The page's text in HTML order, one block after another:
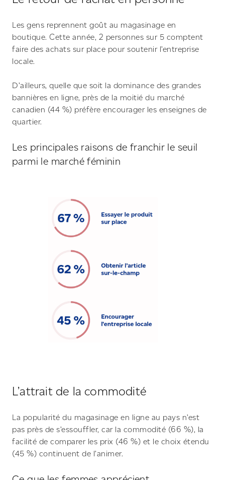
Les gens reprennent goût au magasinage en
boutique. Cette année, 2 personnes sur 5 comptent
faire des achats sur place pour soutenir l’entreprise
locale.
D’ailleurs, quelle que soit la dominance des grandes
bannières en ligne, près de la moitié du marché
canadien (44 %) préfère encourager les enseignes de
quartier.
Les principales raisons de franchir le seuil
parmi le marché féminin
L’attrait de la commodité
La popularité du magasinage en ligne au pays n’est
pas près de s’essouffler, car la commodité (66 %), la
facilité de comparer les prix (46 %) et le choix étendu
(45 %) continuent de l’animer.